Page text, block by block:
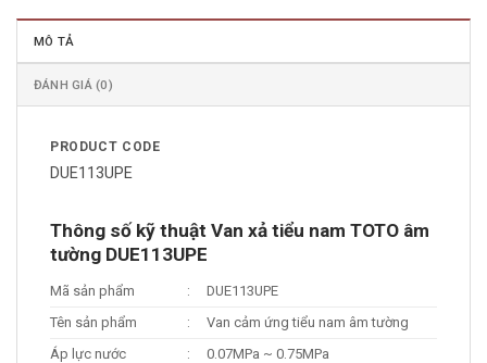
MÔ TẢ
ĐÁNH GIÁ (0)
PRODUCT CODE
DUE113UPE
Thông số kỹ thuật Van xả tiểu nam TOTO âm
tường DUE113UPE
Mã sản phẩm :
DUE113UPE
Tên sản phẩm
:
Van cảm ứng tiểu nam âm tường
Áp lực nước
:
0.07MPa ~ 0.75MPa